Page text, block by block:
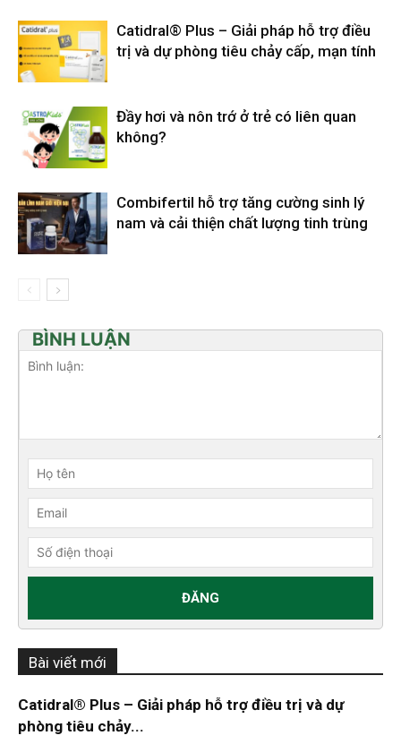
Catidral® Plus – Giải pháp hỗ trợ điều
trị và dự phòng tiêu chảy cấp, mạn tính
Đầy hơi và nôn trớ ở trẻ có liên quan
không?
Combifertil hỗ trợ tăng cường sinh lý
nam và cải thiện chất lượng tinh trùng
BÌNH LUẬN
Bài viết mới
Catidral® Plus – Giải pháp hỗ trợ điều trị và dự
phòng tiêu chảy...